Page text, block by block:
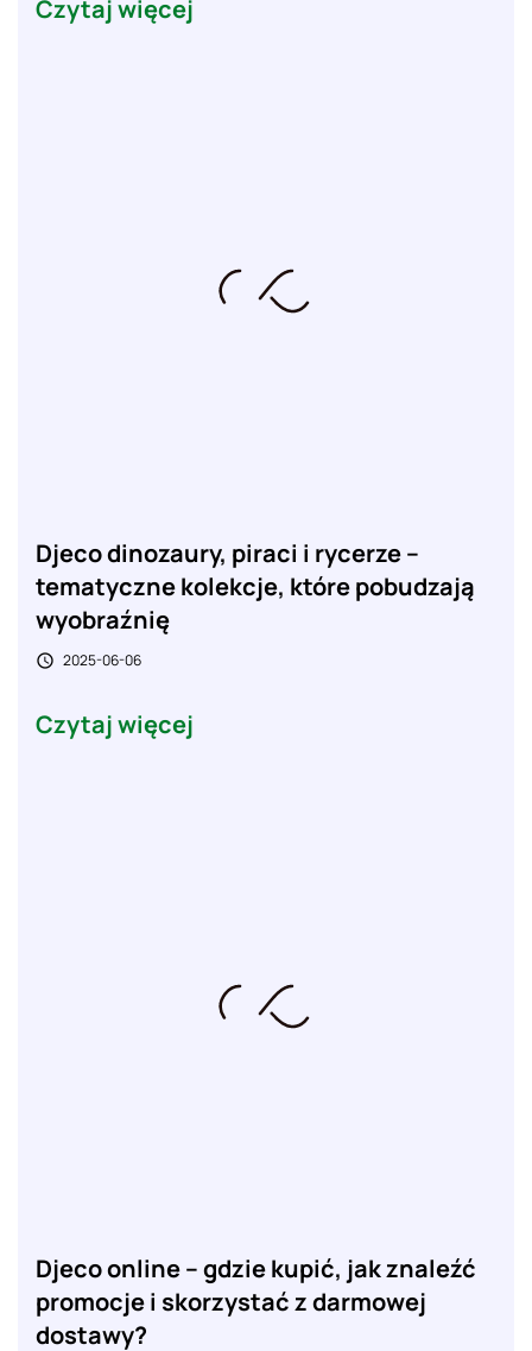
Czytaj więcej
Djeco dinozaury, piraci i rycerze –
tematyczne kolekcje, które pobudzają
wyobraźnię
 2025-06-06
Czytaj więcej
Djeco online – gdzie kupić, jak znaleźć
promocje i skorzystać z darmowej
dostawy?